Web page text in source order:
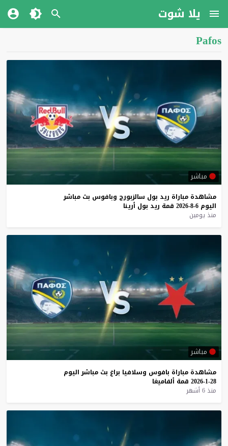
يلا شوت
Pafos
مباشر
مشاهدة مباراة ريد بول سالزبورج وبافوس بث مباشر
اليوم 6-8-2026 قمة ريد بول أرينا
منذ يومين
مباشر
مشاهدة مباراة بافوس وسلافيا براغ بث مباشر اليوم
28-1-2026
قمة ألفاميغا
منذ 6 أشهر